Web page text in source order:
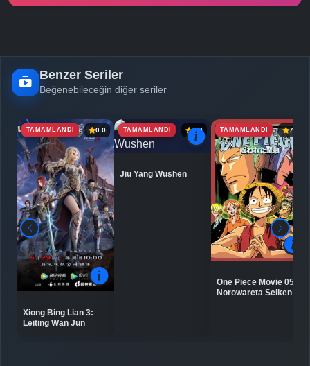
Benzer Seriler
Beğenebileceğin diğer seriler
TAMAMLANDI 0.0
Xiong Bing Lian 3:
Leiting Wan Jun
TAMAMLANDI 6.9
Jiu Yang Wushen
TAMAMLANDI 7.1
One Piece Movie 05:
Norowareta Seiken